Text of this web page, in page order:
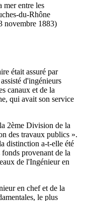
mer entre les
du-Rhône
novembre 1883)
était assuré par
d'ingénieurs
canaux et de la
qui avait son service
2ème Division de la
des travaux publics ».
distinction a-t-elle été
provenant de la
de l'Ingénieur en
en chef et de la
le plus